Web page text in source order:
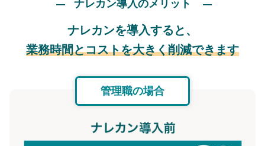
ナレカン導入のメリット
ナレカンを導入すると、
業務時間とコストを大きく削減できます
管理職の場合